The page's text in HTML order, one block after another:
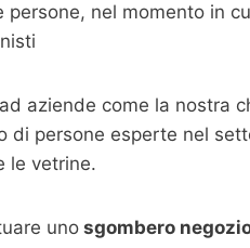
persone, nel momento in
aziende come la nostra
di persone esperte nel
le vetrine.
uno sgombero